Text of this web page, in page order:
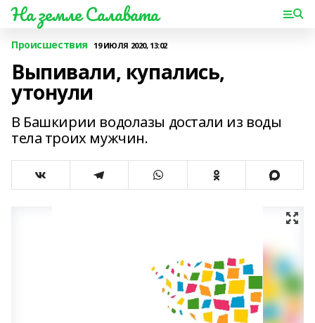
На земле Салавата
Происшествия 19 ИЮЛЯ 2020, 13:02
Выпивали, купались,
утонули
В Башкирии водолазы достали из воды
тела троих мужчин.